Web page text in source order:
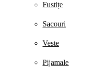
Fustițe
Sacouri
Veste
Pijamale